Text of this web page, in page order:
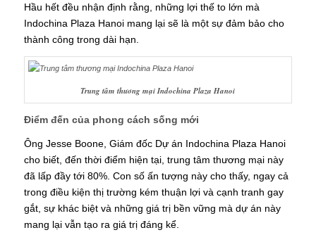
Hầu hết đều nhận định rằng, những lợi thế to lớn mà
Indochina Plaza Hanoi mang lại sẽ là một sự đảm bảo cho
thành công trong dài hạn.
Trung tâm thương mại Indochina Plaza Hanoi
Điểm đến của phong cách sống mới
Ông Jesse Boone, Giám đốc Dự án Indochina Plaza Hanoi
cho biết, đến thời điểm hiện tại, trung tâm thương mại này
đã lấp đầy tới 80%. Con số ấn tượng này cho thấy, ngay cả
trong điều kiện thị trường kém thuận lợi và cạnh tranh gay
gắt, sự khác biệt và những giá trị bền vững mà dự án này
mang lại vẫn tạo ra giá trị đáng kể.